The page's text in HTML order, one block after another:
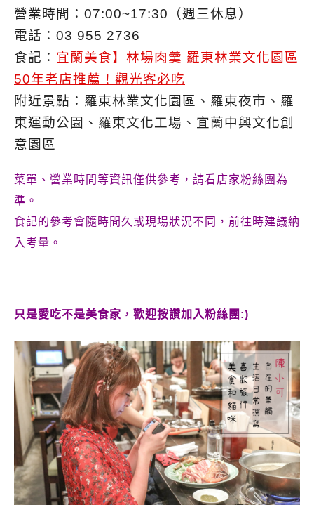
營業時間：07:00~17:30（週三休息）
電話：03 955 2736
食記： 宜蘭美食】林場肉羹 羅東林業文化園區
50年老店推薦！觀光客必吃
附近景點：羅東林業文化園區、羅東夜市、羅
東運動公園、羅東文化工場、宜蘭中興文化創
意園區
菜單、營業時間等資訊僅供參考，請看店家粉絲團為
準。
食記的參考會隨時間久或現場狀況不同，前往時建議納
入考量。
只是愛吃不是美食家，歡迎按讚加入粉絲團:)